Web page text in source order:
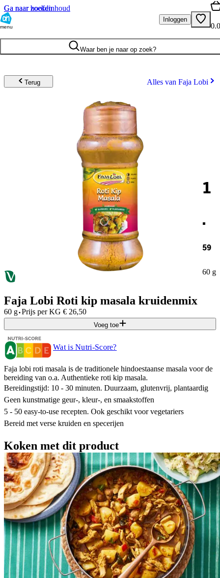
Ga naar hoofdinhoud
Ga naar zoeken
menu
Inloggen
Waar ben je naar op zoek?
Terug Alles van Faja Lobi
1
.
59
60 g
Faja Lobi Roti kip masala kruidenmix
60 g·Prijs per KG € 26,50
Voeg toe
Wat is Nutri-Score?
Faja lobi roti masala is de traditionele hindoestaanse masala voor de
bereiding van o.a. Authentieke roti kip masala.
Bereidingstijd: 10 - 30 minuten. Duurzaam, glutenvrij, plantaardig
Geen kunstmatige geur-, kleur-, en smaakstoffen
5 - 50 easy-to-use recepten. Ook geschikt voor vegetariers
Bereid met verse kruiden en specerijen
Koken met dit product